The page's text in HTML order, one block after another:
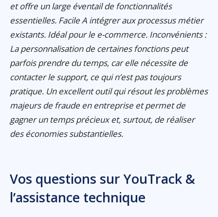
et offre un large éventail de fonctionnalités
essentielles. Facile A intégrer aux processus métier
existants. Idéal pour le e-commerce. Inconvénients :
La personnalisation de certaines fonctions peut
parfois prendre du temps, car elle nécessite de
contacter le support, ce qui n’est pas toujours
pratique. Un excellent outil qui résout les problèmes
majeurs de fraude en entreprise et permet de
gagner un temps précieux et, surtout, de réaliser
des économies substantielles.
Vos questions sur YouTrack &
l’assistance technique